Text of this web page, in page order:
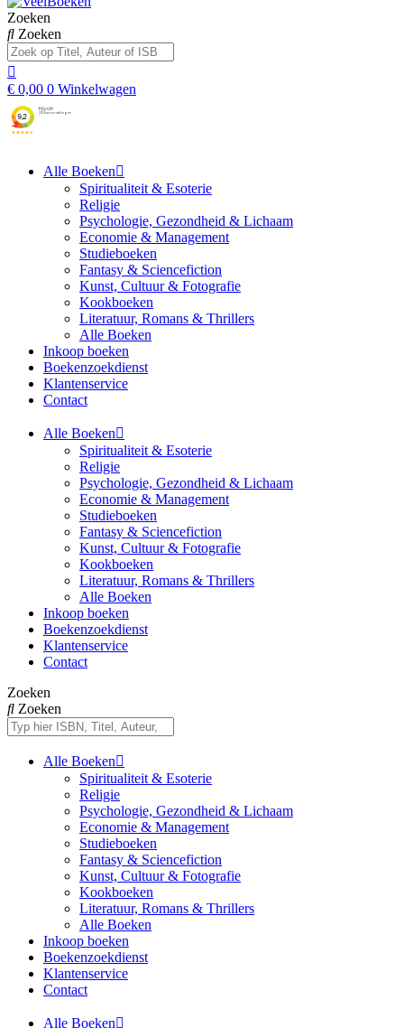
Zoeken
Zoeken
€ 0,00 0 Winkelwagen
Alle Boeken
Spiritualiteit & Esoterie
Religie
Psychologie, Gezondheid & Lichaam
Economie & Management
Studieboeken
Fantasy & Sciencefiction
Kunst, Cultuur & Fotografie
Kookboeken
Literatuur, Romans & Thrillers
Alle Boeken
Inkoop boeken
Boekenzoekdienst
Klantenservice
Contact
Alle Boeken
Spiritualiteit & Esoterie
Religie
Psychologie, Gezondheid & Lichaam
Economie & Management
Studieboeken
Fantasy & Sciencefiction
Kunst, Cultuur & Fotografie
Kookboeken
Literatuur, Romans & Thrillers
Alle Boeken
Inkoop boeken
Boekenzoekdienst
Klantenservice
Contact
Zoeken
Zoeken
Alle Boeken
Spiritualiteit & Esoterie
Religie
Psychologie, Gezondheid & Lichaam
Economie & Management
Studieboeken
Fantasy & Sciencefiction
Kunst, Cultuur & Fotografie
Kookboeken
Literatuur, Romans & Thrillers
Alle Boeken
Inkoop boeken
Boekenzoekdienst
Klantenservice
Contact
Alle Boeken